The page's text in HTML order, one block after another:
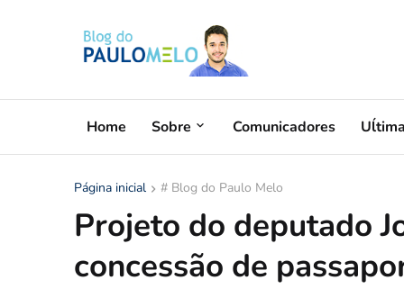
Home Sobre Comunicadores
Página inicial # Blog do Paulo Melo
Projeto do deputado
concessão de